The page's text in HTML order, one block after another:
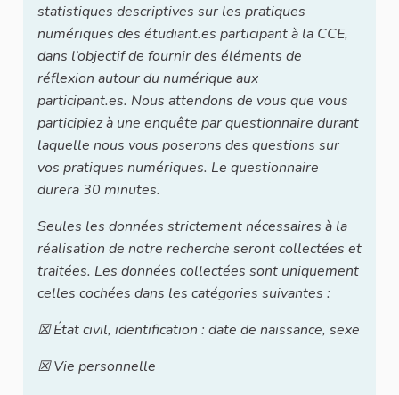
statistiques descriptives sur les pratiques
numériques des étudiant.es participant à la CCE,
dans l’objectif de fournir des éléments de
réflexion autour du numérique aux
participant.es. Nous attendons de vous que vous
participiez à une enquête par questionnaire durant
laquelle nous vous poserons des questions sur
vos pratiques numériques. Le questionnaire
durera 30 minutes.
Seules les données strictement nécessaires à la
réalisation de notre recherche seront collectées et
traitées. Les données collectées sont uniquement
celles cochées dans les catégories suivantes :
☒ État civil, identification : date de naissance, sexe
☒ Vie personnelle